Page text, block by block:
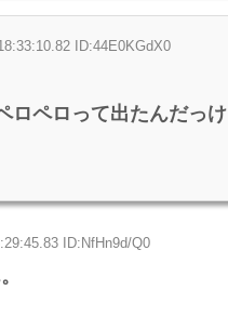
ID:44E0KGdX0
ロペロって出たんだっけ
ID:NfHn9d/Q0